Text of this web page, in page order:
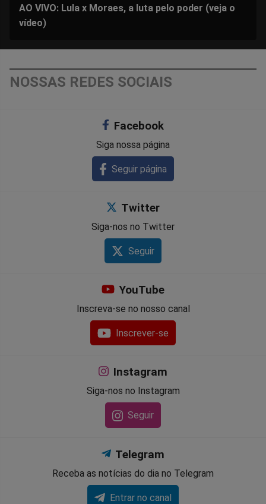
AO VIVO: Lula x Moraes, a luta pelo poder (veja o
vídeo)
NOSSAS REDES SOCIAIS
Facebook
Siga nossa página
Seguir página
Twitter
Siga-nos no Twitter
Seguir
YouTube
Inscreva-se no nosso canal
Inscrever-se
Instagram
Siga-nos no Instagram
Seguir
Telegram
Receba as notícias do dia no Telegram
Entrar no canal